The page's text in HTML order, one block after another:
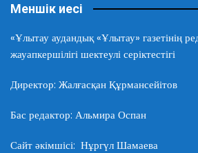
Меншік иесі
«Ұлытау аудандық «Ұлытау» газетінің
жауапкершілігі шектеулі серіктестігі
Директор: Жалғасқан Құрмансейітов
Бас редактор: Альмира Оспан
Сайт әкімшісі: Нұргүл Шамаева